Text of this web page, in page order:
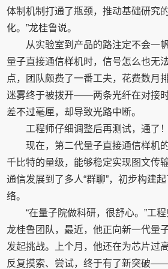
体制机制打通了瓶颈，推动基础研究
化。”龙桂鲁说。
从实验室到产品的路注定不会一
量子直接通信样机时，信号怎么也无
点，团队颇费了一番工夫，花费数月
迷雾终于被拨开——两条光纤在对接
差不过毫厘，却导致光路中断。
工程师仔细调整后再测试，通了！
现在，第二代量子直接通信样机
千比特的量级，能够稳定实现图文传
通信发展到了多人“群聊”，初步构建
络。
“在量子院做科研，很舒心。”工
龙桂鲁团队，最近，他正向新一代量
发起挑战。上个月，他还在为芯片过
反复摸索、尝试，终于有了新突破